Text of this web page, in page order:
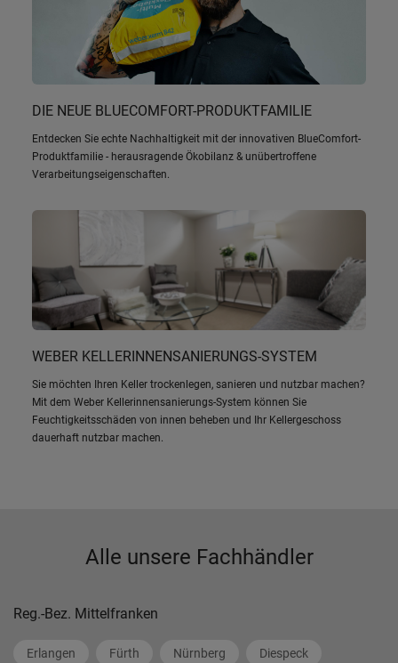
DIE NEUE BLUECOMFORT-PRODUKTFAMILIE
Entdecken Sie echte Nachhaltigkeit mit der innovativen BlueComfort-
Produktfamilie - herausragende Ökobilanz & unübertroffene
Verarbeitungseigenschaften.
WEBER KELLERINNENSANIERUNGS-SYSTEM
Sie möchten Ihren Keller trockenlegen, sanieren und nutzbar machen?
Mit dem Weber Kellerinnensanierungs-System können Sie
Feuchtigkeitsschäden von innen beheben und Ihr Kellergeschoss
dauerhaft nutzbar machen.
Alle unsere Fachhändler
Reg.-Bez. Mittelfranken
Erlangen Fürth Nürnberg Diespeck